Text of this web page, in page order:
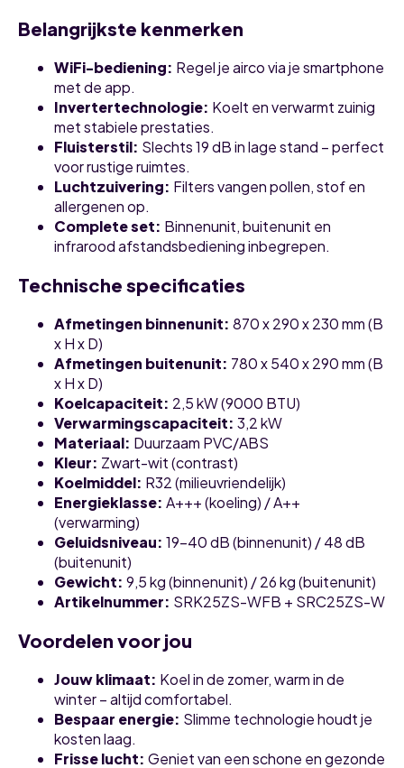
Belangrijkste kenmerken
WiFi-bediening: Regel je airco via je smartphone
met de app.
Invertertechnologie: Koelt en verwarmt zuinig
met stabiele prestaties.
Fluisterstil: Slechts 19 dB in lage stand – perfect
voor rustige ruimtes.
Luchtzuivering: Filters vangen pollen, stof en
allergenen op.
Complete set: Binnenunit, buitenunit en
infrarood afstandsbediening inbegrepen.
Technische specificaties
Afmetingen binnenunit: 870 x 290 x 230 mm (B
x H x D)
Afmetingen buitenunit: 780 x 540 x 290 mm (B
x H x D)
Koelcapaciteit: 2,5 kW (9000 BTU)
Verwarmingscapaciteit: 3,2 kW
Materiaal: Duurzaam PVC/ABS
Kleur: Zwart-wit (contrast)
Koelmiddel: R32 (milieuvriendelijk)
Energieklasse: A+++ (koeling) / A++
(verwarming)
Geluidsniveau: 19-40 dB (binnenunit) / 48 dB
(buitenunit)
Gewicht: 9,5 kg (binnenunit) / 26 kg (buitenunit)
Artikelnummer: SRK25ZS-WFB + SRC25ZS-W
Voordelen voor jou
Jouw klimaat: Koel in de zomer, warm in de
winter – altijd comfortabel.
Bespaar energie: Slimme technologie houdt je
kosten laag.
Frisse lucht: Geniet van een schone en gezonde